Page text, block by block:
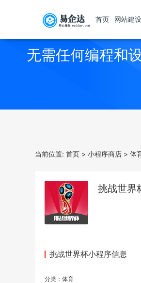
首页 网站建设
无需任何编程和
当前位置: 首页 > 小程序商店 > 体
挑战世界
挑战世界杯小程序信息
分类： 体育